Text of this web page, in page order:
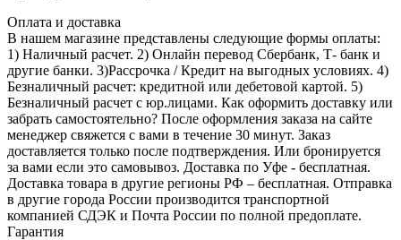
Оплата и доставка
В нашем магазине представлены следующие формы оплаты:
1) Наличный расчет. 2) Онлайн перевод Сбербанк, Т- банк и
другие банки. 3)Рассрочка / Кредит на выгодных условиях. 4)
Безналичный расчет: кредитной или дебетовой картой. 5)
Безналичный расчет с юр.лицами. Как оформить доставку или
забрать самостоятельно? После оформления заказа на сайте
менеджер свяжется с вами в течение 30 минут. Заказ
доставляется только после подтверждения. Или бронируется
за вами если это самовывоз. Доставка по Уфе - бесплатная.
Доставка товара в другие регионы РФ – бесплатная. Отправка
в другие города России производится транспортной
компанией СДЭК и Почта России по полной предоплате.
Гарантия